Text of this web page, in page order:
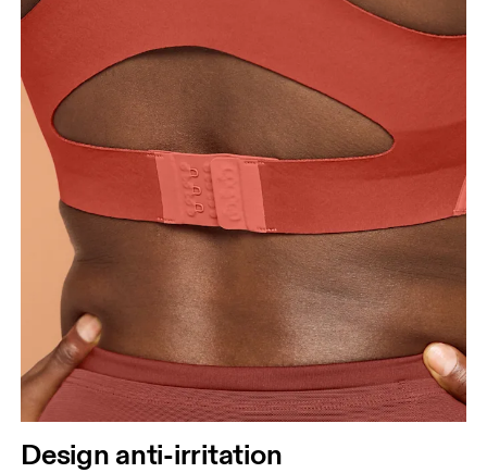
Design anti-irritation